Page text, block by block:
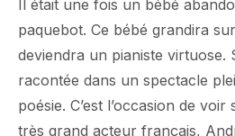
Il était une fois un bébé
paquebot. Ce bébé grandira
deviendra un pianiste virtuose.
racontée dans un spectacle
poésie. C’est l’occasion de
très grand acteur français,